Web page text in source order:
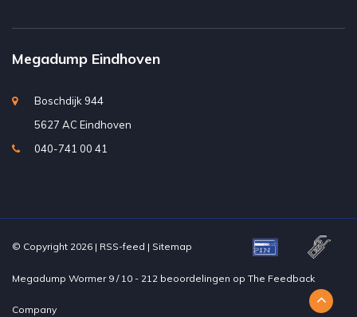
Megadump Eindhoven
Boschdijk 944
5627 AC Eindhoven
040-741 00 41
© Copyright 2026 | RSS-feed | Sitemap
Megadump Wormer 9 / 10 - 212 beoordelingen op The Feedback
Company